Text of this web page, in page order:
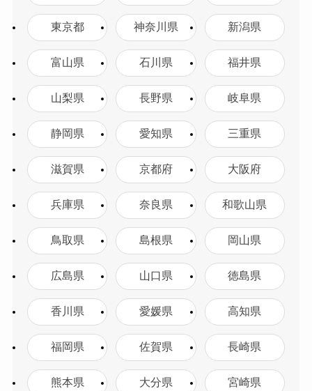
東京都 神奈川県 新潟県
富山県 石川県 福井県
山梨県 長野県 岐阜県
静岡県 愛知県 三重県
滋賀県 京都府 大阪府
兵庫県 奈良県 和歌山県
鳥取県 島根県 岡山県
広島県 山口県 徳島県
香川県 愛媛県 高知県
福岡県 佐賀県 長崎県
熊本県 大分県 宮崎県